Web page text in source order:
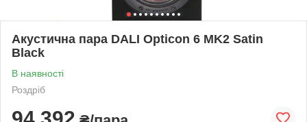
Акустична пара DALI Opticon 6 MK2 Satin
Black
В наявності
Роздріб